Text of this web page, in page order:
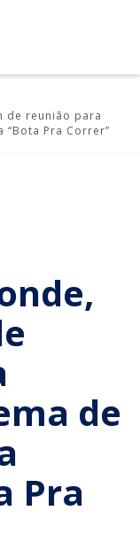
de reunião para
Pra Correr”
de
Pra